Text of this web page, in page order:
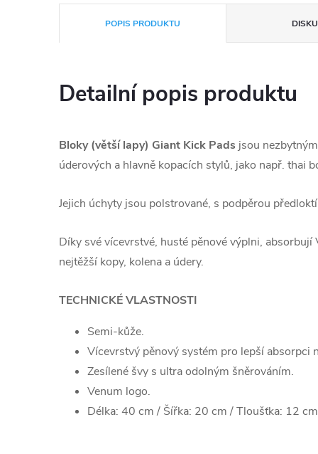
POPIS PRODUKTU
Detailní popis produktu
Bloky (větší lapy) Giant Kick Pads jsou
úderových a hlavně kopacích stylů, jako např. thai
Jejich úchyty jsou polstrované, s podpěrou
Díky své vícevrstvé, husté pěnové výplni,
nejtěžší kopy, kolena a údery.
TECHNICKÉ VLASTNOSTI
Semi-kůže.
Vícevrstvý pěnový systém pro lepší absorpci
Zesílené švy s ultra odolným šněrováním.
Venum logo.
Délka: 40 cm / Šířka: 20 cm / Tloušťka: 12 cm